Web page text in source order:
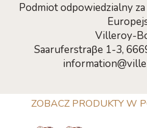
Podmiot odpowiedzialny
Villeroy-
Saaruferstraβe 1-3,
ZOBACZ PRODUKTY W